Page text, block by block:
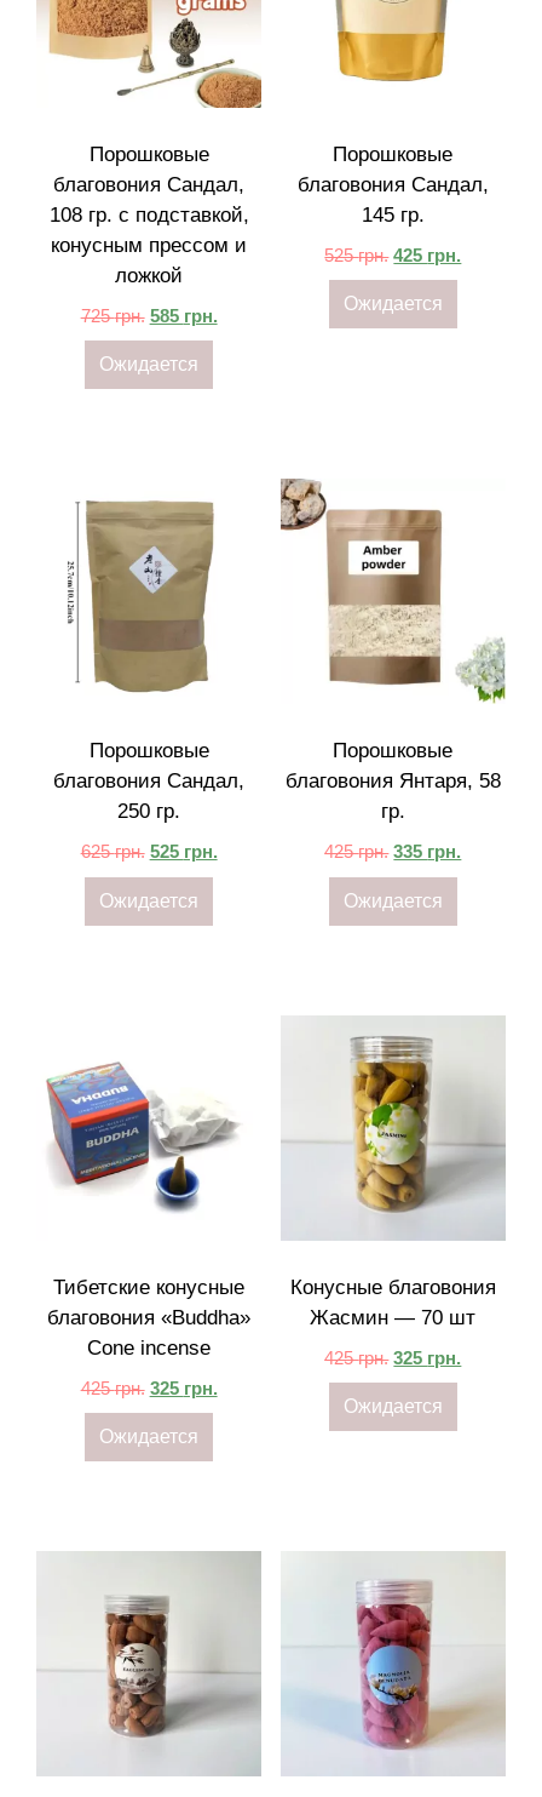
Порошковые
благовония Сандал,
108 гр. с подставкой,
конусным прессом и
ложкой
725грн. 585 грн.
Ожидается
Порошковые
благовония Сандал,
145 гр.
525грн. 425 грн.
Ожидается
Порошковые
благовония Сандал,
250 гр.
625грн. 525 грн.
Ожидается
Порошковые
благовония Янтаря, 58
гр.
425грн. 335 грн.
Ожидается
Тибетские конусные
благовония «Buddha»
Cone incense
425грн. 325 грн.
Ожидается
Конусные благовония
Жасмин — 70 шт
425грн. 325 грн.
Ожидается